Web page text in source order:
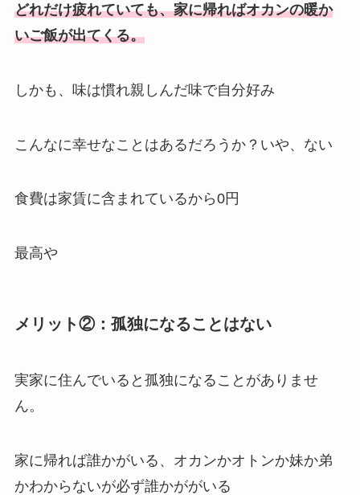
どれだけ疲れていても、家に帰ればオカンの暖か
いご飯が出てくる。
しかも、味は慣れ親しんだ味で自分好み
こんなに幸せなことはあるだろうか？いや、ない
食費は家賃に含まれているから0円
最高や
メリット②：孤独になることはない
実家に住んでいると孤独になることがありませ
ん。
家に帰れば誰かがいる、オカンかオトンか妹か弟
かわからないが必ず誰かががいる